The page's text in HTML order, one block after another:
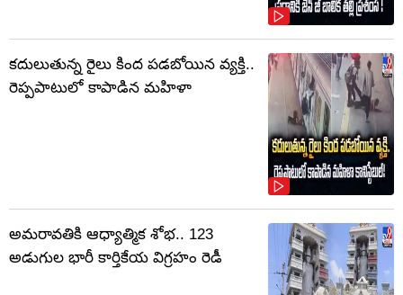
కదులుతున్న రైలు కింద పడబోయిన వ్యక్తి..
రెప్పపాటులో కాపాడిన మహిళా
అమరావతికి ఆధ్యాత్మిక శోభ.. 123
అడుగుల భారీ కార్తికేయ విగ్రహం రెడీ